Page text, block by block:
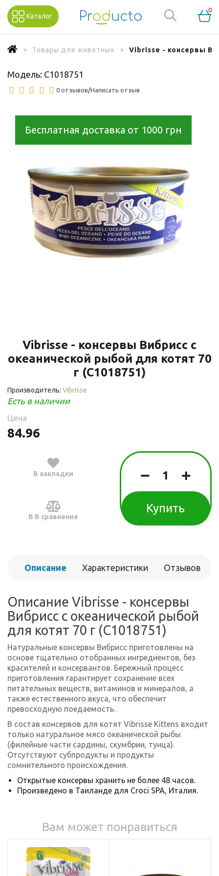
Каталог
0
Товары для животных Vibrisse - консервы
Модель: C1018751
0 отзывов/Написать отзыв
Бесплатная доставка от 1000 грн
Vibrisse - консервы Вибрисс с
океанической рыбой для котят 70
г (C1018751)
Производитель: Vibrisse
Есть в наличии
Цена
84.96
В закладки
В В сравнение
Купить
Описание Характеристики Отзывов
Описание Vibrisse - консервы
Вибрисс с океанической рыбой
для котят 70 г (C1018751)
Натуральные консервы Вибрисс приготовлены на
основе тщательно отобранных ингредиентов, без
красителей и консервантов. Бережный процесс
приготовления гарантирует сохранение всех
питательных веществ, витаминов и минералов, а
также естественного вкуса, что обеспечит
превосходную поедаемость.
В состав консервов для котят Vibrisse Kittens входит
только натуральное мясо океанической рыбы
(филейные части сардины, скумбрии, тунца).
Отсутствуют субпродукты и продукты
сомнительного происхождения.
Открытые консервы хранить не более 48 часов.
Произведено в Таиланде для Croci SPA, Италия.
Вам может понравиться